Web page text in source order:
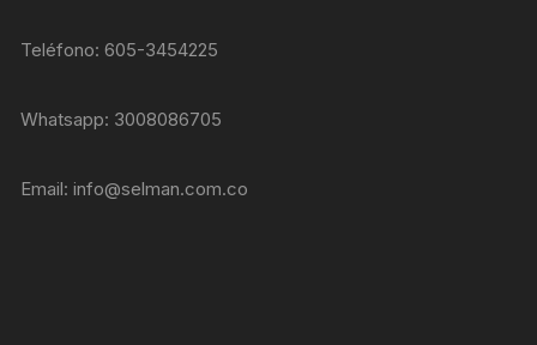
Teléfono: 605-3454225
Whatsapp: 3008086705
Email:info@selman.com.co